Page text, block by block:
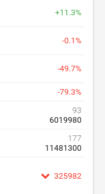
+11.3%
-0.1%
-49.7%
-79.3%
93
6019980
177
11481300
325982